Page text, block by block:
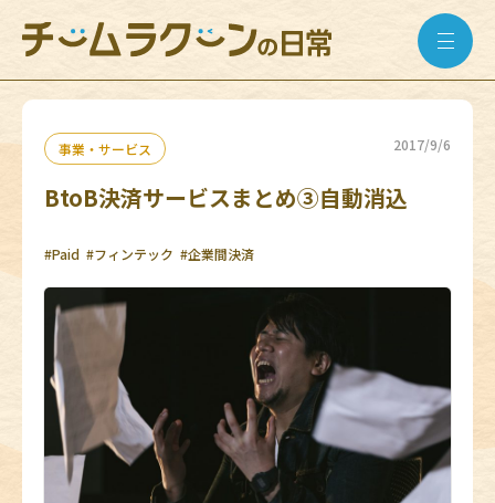
事業・サービス 2017/9/6
BtoB決済サービスまとめ➂自動消込
#Paid #フィンテック #企業間決済